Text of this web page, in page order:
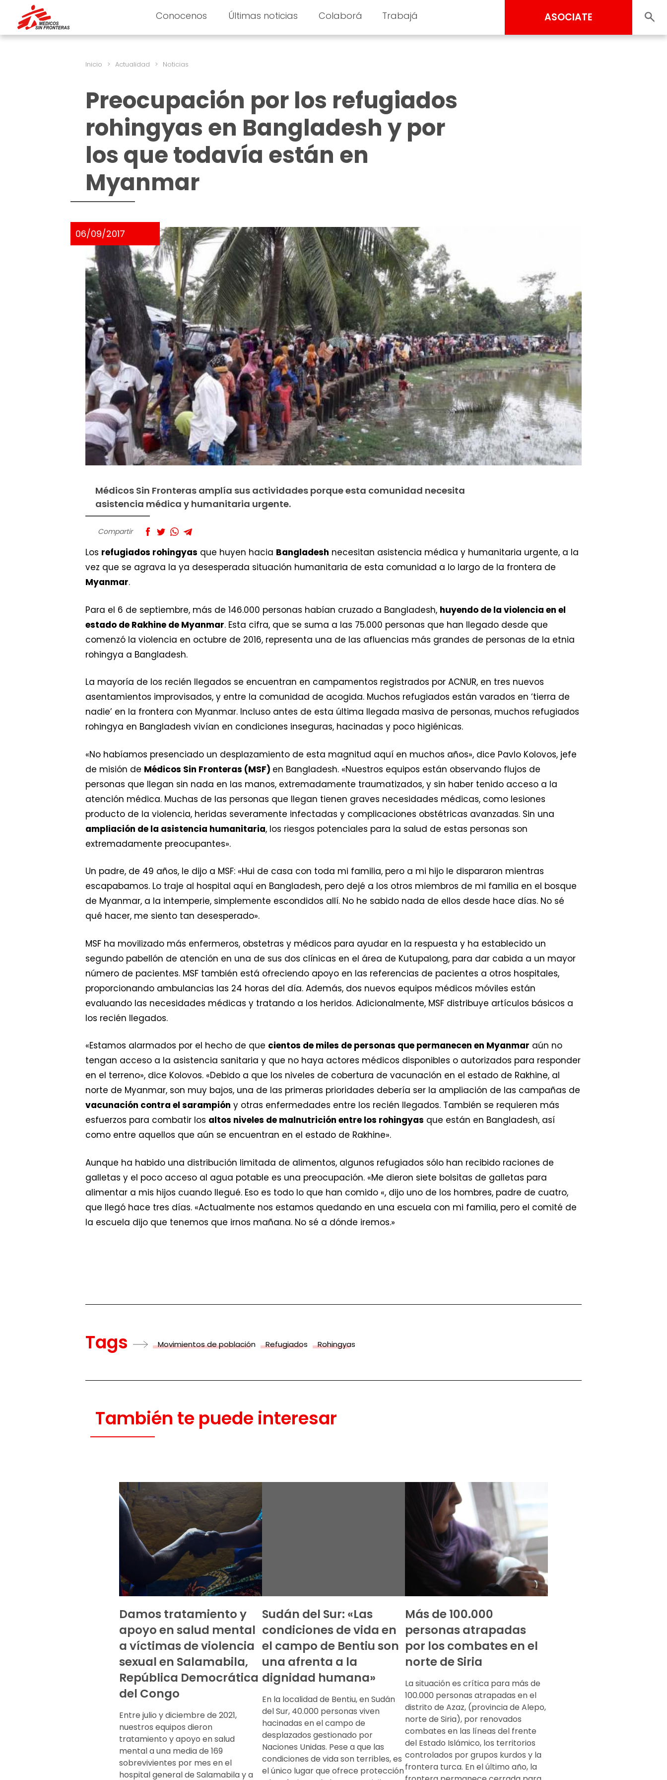
Conocenos Últimas noticias Colaborá Trabajá ASOCIATE
Inicio > Actualidad > Noticias
Preocupación por los refugiados
rohingyas en Bangladesh y por
los que todavía están en
Myanmar
06/09/2017
Médicos Sin Fronteras amplía sus actividades porque esta comunidad necesita
asistencia médica y humanitaria urgente.
Compartir
Los refugiados rohingyas que huyen hacia Bangladesh necesitan asistencia médica y humanitaria urgente, a la
vez que se agrava la ya desesperada situación humanitaria de esta comunidad a lo largo de la frontera de
Myanmar.
Para el 6 de septiembre, más de 146.000 personas habían cruzado a Bangladesh, huyendo de la violencia en el
estado de Rakhine de Myanmar. Esta cifra, que se suma a las 75.000 personas que han llegado desde que
comenzó la violencia en octubre de 2016, representa una de las afluencias más grandes de personas de la etnia
rohingya a Bangladesh.
La mayoría de los recién llegados se encuentran en campamentos registrados por ACNUR, en tres nuevos
asentamientos improvisados, y entre la comunidad de acogida. Muchos refugiados están varados en ‘tierra de
nadie’ en la frontera con Myanmar. Incluso antes de esta última llegada masiva de personas, muchos refugiados
rohingya en Bangladesh vivían en condiciones inseguras, hacinadas y poco higiénicas.
«No habíamos presenciado un desplazamiento de esta magnitud aquí en muchos años», dice Pavlo Kolovos, jefe
de misión de Médicos Sin Fronteras (MSF) en Bangladesh. «Nuestros equipos están observando flujos de
personas que llegan sin nada en las manos, extremadamente traumatizados, y sin haber tenido acceso a la
atención médica. Muchas de las personas que llegan tienen graves necesidades médicas, como lesiones
producto de la violencia, heridas severamente infectadas y complicaciones obstétricas avanzadas. Sin una
ampliación de la asistencia humanitaria, los riesgos potenciales para la salud de estas personas son
extremadamente preocupantes».
Un padre, de 49 años, le dijo a MSF: «Hui de casa con toda mi familia, pero a mi hijo le dispararon mientras
escapabamos. Lo traje al hospital aquí en Bangladesh, pero dejé a los otros miembros de mi familia en el bosque
de Myanmar, a la intemperie, simplemente escondidos allí. No he sabido nada de ellos desde hace días. No sé
qué hacer, me siento tan desesperado».
MSF ha movilizado más enfermeros, obstetras y médicos para ayudar en la respuesta y ha establecido un
segundo pabellón de atención en una de sus dos clínicas en el área de Kutupalong, para dar cabida a un mayor
número de pacientes. MSF también está ofreciendo apoyo en las referencias de pacientes a otros hospitales,
proporcionando ambulancias las 24 horas del día. Además, dos nuevos equipos médicos móviles están
evaluando las necesidades médicas y tratando a los heridos. Adicionalmente, MSF distribuye artículos básicos a
los recién llegados.
«Estamos alarmados por el hecho de que cientos de miles de personas que permanecen en Myanmar aún no
tengan acceso a la asistencia sanitaria y que no haya actores médicos disponibles o autorizados para responder
en el terreno», dice Kolovos. «Debido a que los niveles de cobertura de vacunación en el estado de Rakhine, al
norte de Myanmar, son muy bajos, una de las primeras prioridades debería ser la ampliación de las campañas de
vacunación contra el sarampión y otras enfermedades entre los recién llegados. También se requieren más
esfuerzos para combatir los altos niveles de malnutrición entre los rohingyas que están en Bangladesh, así
como entre aquellos que aún se encuentran en el estado de Rakhine».
Aunque ha habido una distribución limitada de alimentos, algunos refugiados sólo han recibido raciones de
galletas y el poco acceso al agua potable es una preocupación. «Me dieron siete bolsitas de galletas para
alimentar a mis hijos cuando llegué. Eso es todo lo que han comido «, dijo uno de los hombres, padre de cuatro,
que llegó hace tres días. «Actualmente nos estamos quedando en una escuela con mi familia, pero el comité de
la escuela dijo que tenemos que irnos mañana. No sé a dónde iremos.»
Tags Movimientos de población Refugiados Rohingyas
También te puede interesar
Damos tratamiento y
apoyo en salud mental
a víctimas de violencia
sexual en Salamabila,
República Democrática
del Congo
Entre julio y diciembre de 2021,
nuestros equipos dieron
tratamiento y apoyo en salud
mental a una media de 169
sobrevivientes por mes en el
hospital general de Salamabila y a
Sudán del Sur: «Las
condiciones de vida en
el campo de Bentiu son
una afrenta a la
dignidad humana»
En la localidad de Bentiu, en Sudán
del Sur, 40.000 personas viven
hacinadas en el campo de
desplazados gestionado por
Naciones Unidas. Pese a que las
condiciones de vida son terribles, es
el único lugar que ofrece protección
Más de 100.000
personas atrapadas
por los combates en el
norte de Siria
La situación es crítica para más de
100.000 personas atrapadas en el
distrito de Azaz, (provincia de Alepo,
norte de Siria), por renovados
combates en las líneas del frente
del Estado Islámico, los territorios
controlados por grupos kurdos y la
frontera turca. En el último año, la